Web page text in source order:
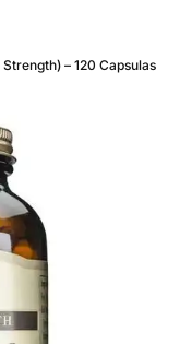
– 120 Capsulas